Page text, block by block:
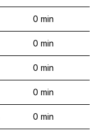
0 min
0 min
0 min
0 min
0 min